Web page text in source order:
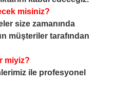
misiniz?
size zamanında
müşteriler tarafından
miyiz?
ile profesyonel